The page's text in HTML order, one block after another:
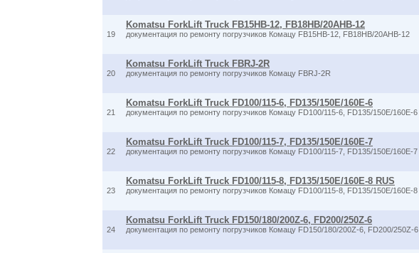
19
Komatsu ForkLift Truck FB15HB-12, FB18HB/20AHB-12
документация по ремонту погрузчиков Комацу FB15HB-12, FB18HB/20AHB-12
20
Komatsu ForkLift Truck FBRJ-2R
документация по ремонту погрузчиков Комацу FBRJ-2R
21
Komatsu ForkLift Truck FD100/115-6, FD135/150E/160E-6
документация по ремонту погрузчиков Комацу FD100/115-6, FD135/150E/160E-6
22
Komatsu ForkLift Truck FD100/115-7, FD135/150E/160E-7
документация по ремонту погрузчиков Комацу FD100/115-7, FD135/150E/160E-7
23
Komatsu ForkLift Truck FD100/115-8, FD135/150E/160E-8 RUS
документация по ремонту погрузчиков Комацу FD100/115-8, FD135/150E/160E-8
24
Komatsu ForkLift Truck FD150/180/200Z-6, FD200/250Z-6
документация по ремонту погрузчиков Комацу FD150/180/200Z-6, FD200/250Z-6